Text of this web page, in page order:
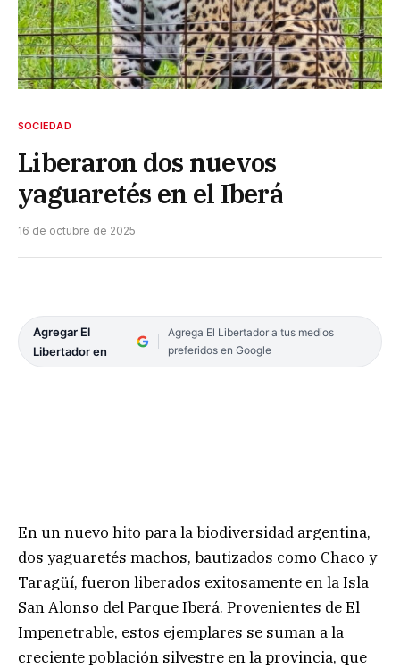
SOCIEDAD
Liberaron dos nuevos
yaguaretés en el Iberá
16 de octubre de 2025
Agregar El
Libertador en
Agrega El Libertador a tus medios
preferidos en Google
En un nuevo hito para la biodiversidad argentina,
dos yaguaretés machos, bautizados como Chaco y
Taragüí, fueron liberados exitosamente en la Isla
San Alonso del Parque Iberá. Provenientes de El
Impenetrable, estos ejemplares se suman a la
creciente población silvestre en la provincia, que